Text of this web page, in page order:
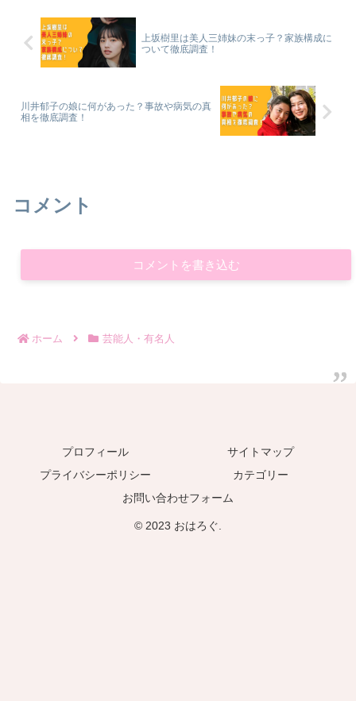
上坂樹里は美人三姉妹の末っ子？家族構成に
ついて徹底調査！
川井郁子の娘に何があった？事故や病気の真
相を徹底調査！
コメント
コメントを書き込む
ホーム 芸能人・有名人
プロフィール
サイトマップ
プライバシーポリシー
カテゴリー
お問い合わせフォーム
© 2023 おはろぐ.